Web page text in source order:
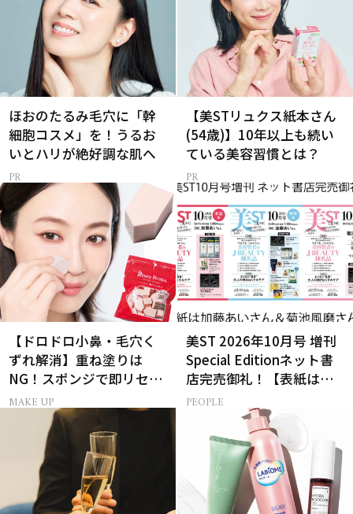
ほおのたるみ毛穴に「幹
細胞コスメ」を！うるお
いとハリが絶好調な肌へ
【美STリュクス紙本さん
(54歳)】10年以上も続い
ている美容習慣とは？
【ドロドロ小鼻・毛穴く
ずれ解消】重ね塗りは
NG！スポンジで即リセッ
トするプロ技
MAKE UP
美ST 2026年10月号 増刊
Special Editionネット書
店完売御礼！【表紙は加
藤あいさん＆菊池風磨さ
PEOPLE